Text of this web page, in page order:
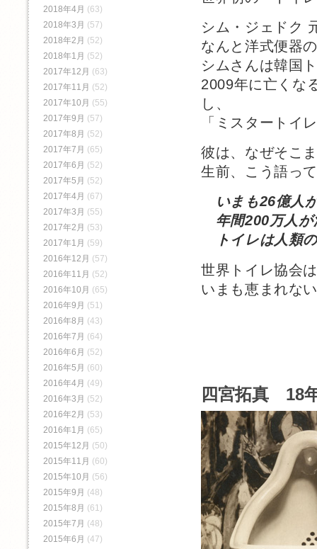
シム・ジェドク
なんと洋式便器
シムさんは韓国
2009年に亡くな
し、
「ミスタートイ
彼は、なぜそこ
生前、こう語っ
いまも26億人
年間200万人が
トイレは人類
世界トイレ協会
いまも恵まれな
四宮拓真 18
2018年4月 (63)
2018年3月 (57)
2018年2月 (52)
2018年1月 (52)
2017年12月 (63)
2017年11月 (52)
2017年10月 (55)
2017年9月 (57)
2017年8月 (52)
2017年7月 (65)
2017年6月 (52)
2017年5月 (52)
2017年4月 (67)
2017年3月 (55)
2017年2月 (53)
2017年1月 (59)
2016年12月 (57)
2016年11月 (52)
2016年10月 (65)
2016年9月 (51)
2016年8月 (43)
2016年7月 (64)
2016年6月 (52)
2016年5月 (60)
2016年4月 (49)
2016年3月 (52)
2016年2月 (53)
2016年1月 (65)
2015年12月 (50)
2015年11月 (60)
2015年10月 (56)
2015年9月 (48)
2015年8月 (61)
2015年7月 (48)
2015年6月 (47)